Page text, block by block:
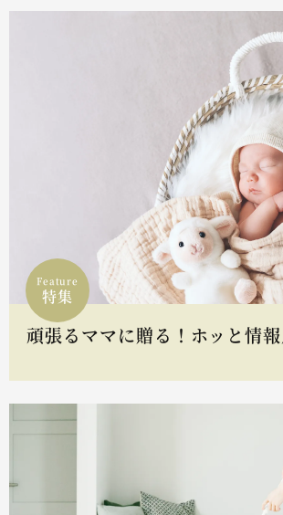
Feature
特集
頑張るママに贈る！ホッと情